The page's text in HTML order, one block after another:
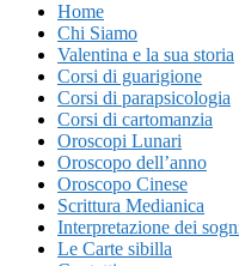
Home
Chi Siamo
Valentina e la sua storia
Corsi di guarigione
Corsi di parapsicologia
Corsi di cartomanzia
Oroscopi Lunari
Oroscopo dell’anno
Oroscopo Cinese
Scrittura Medianica
Interpretazione dei
Le Carte sibilla